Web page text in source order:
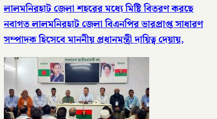
লালমনিরহাট জেলা শহরের মধ্যে মিষ্টি বিতরণ করছে
নবাগত লালমনিরহাট জেলা বিএনপির ভারপ্রাপ্ত সাধারণ
সম্পাদক হিসেবে মাননীয় প্রধানমন্ত্রী দায়িত্ব দেয়ায়,